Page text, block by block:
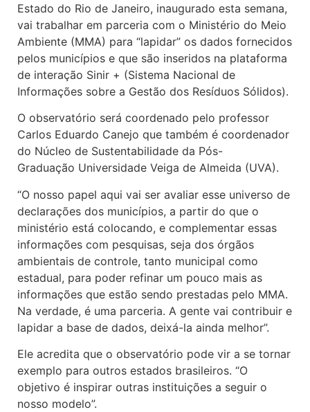
Estado do Rio de Janeiro, inaugurado esta semana,
vai trabalhar em parceria com o Ministério do Meio
Ambiente (MMA) para “lapidar” os dados fornecidos
pelos municípios e que são inseridos na plataforma
de interação Sinir + (Sistema Nacional de
Informações sobre a Gestão dos Resíduos Sólidos).
O observatório será coordenado pelo professor
Carlos Eduardo Canejo que também é coordenador
do Núcleo de Sustentabilidade da Pós-
Graduação Universidade Veiga de Almeida (UVA).
“O nosso papel aqui vai ser avaliar esse universo de
declarações dos municípios, a partir do que o
ministério está colocando, e complementar essas
informações com pesquisas, seja dos órgãos
ambientais de controle, tanto municipal como
estadual, para poder refinar um pouco mais as
informações que estão sendo prestadas pelo MMA.
Na verdade, é uma parceria. A gente vai contribuir e
lapidar a base de dados, deixá-la ainda melhor”.
Ele acredita que o observatório pode vir a se tornar
exemplo para outros estados brasileiros. “O
objetivo é inspirar outras instituições a seguir o
nosso modelo”.